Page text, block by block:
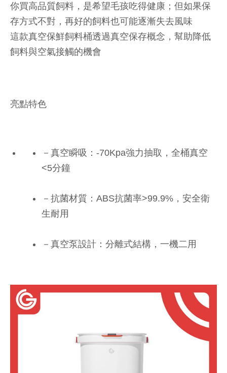
你買高品質飼料，是希望毛孩吃得健康；但如果保
存方式不對，再好的飼料也可能逐漸失去風味
這款真空保鮮飼料桶透過真空保存概念，幫助降低
飼料與空氣接觸的機會
亮點特色
－真空瞬吸：-70Kpa強力抽取，全桶真空
<5分鐘
－抗菌材質：ABS抗菌率>99.9%，安全衛
生耐用
－真空泵設計：分離式結構，一機二用